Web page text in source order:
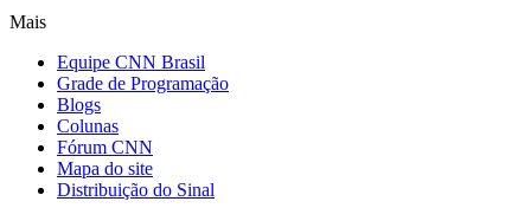
Mais
Equipe CNN Brasil
Grade de Programação
Blogs
Colunas
Fórum CNN
Mapa do site
Distribuição do Sinal